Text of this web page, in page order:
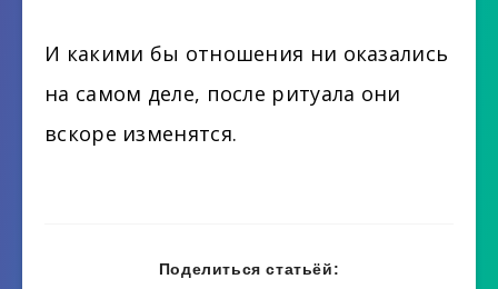
И какими бы отношения ни оказались
на самом деле, после ритуала они
вскоре изменятся.
Поделиться статьёй: